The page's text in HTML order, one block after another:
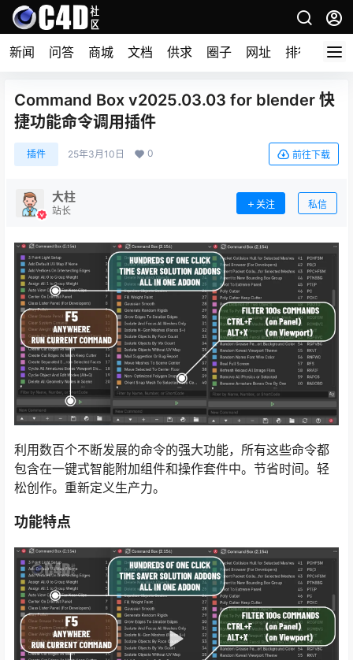
新闻 问答 商城 文档 供求 圈子 网址 排行榜
Command Box v2025.03.03 for blender 快
捷功能命令调用插件
插件 25年3月10日 0 前往下载
大柱
站长
关注 私信
利用数百个不断发展的命令的强大功能，所有这些命令都
包含在一键式智能附加组件和操作套件中。节省时间。轻
松创作。重新定义生产力。
功能特点